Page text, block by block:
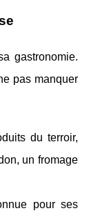
gastronomie.
pas manquer
du terroir,
un fromage
pour ses